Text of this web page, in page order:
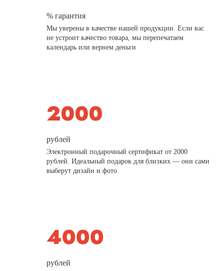
% гарантия
Мы уверены в качестве нашей продукции. Если вас
не устроит качество товара, мы перепечатаем
календарь или вернем деньги
рублей
Электронный подарочный сертификат от 2000
рублей. Идеальный подарок для близких — они сами
выберут дизайн и фото
рублей